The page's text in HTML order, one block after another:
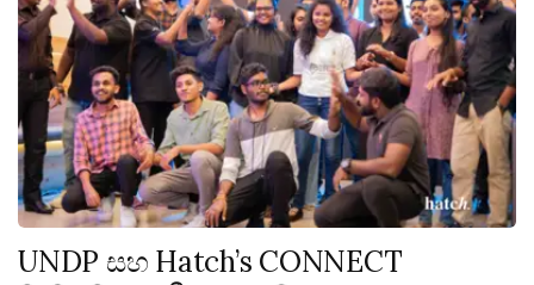
UNDP සහ Hatch’s CONNECT